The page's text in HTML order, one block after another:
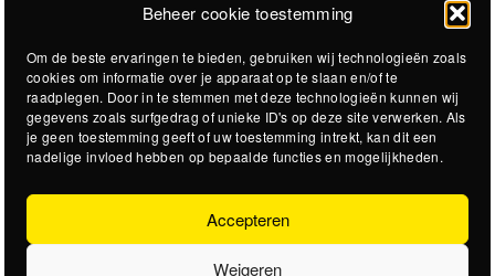
Beheer cookie toestemming
Om de beste ervaringen te bieden, gebruiken wij technologieën zoals
cookies om informatie over je apparaat op te slaan en/of te
raadplegen. Door in te stemmen met deze technologieën kunnen wij
gegevens zoals surfgedrag of unieke ID's op deze site verwerken. Als
je geen toestemming geeft of uw toestemming intrekt, kan dit een
nadelige invloed hebben op bepaalde functies en mogelijkheden.
Accepteren
Weigeren